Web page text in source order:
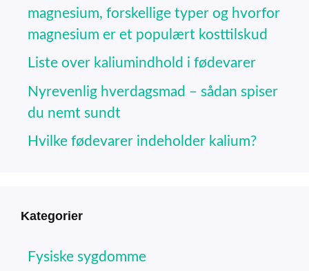
magnesium, forskellige typer og hvorfor
magnesium er et populært kosttilskud
Liste over kaliumindhold i fødevarer
Nyrevenlig hverdagsmad – sådan spiser
du nemt sundt
Hvilke fødevarer indeholder kalium?
Kategorier
Fysiske sygdomme